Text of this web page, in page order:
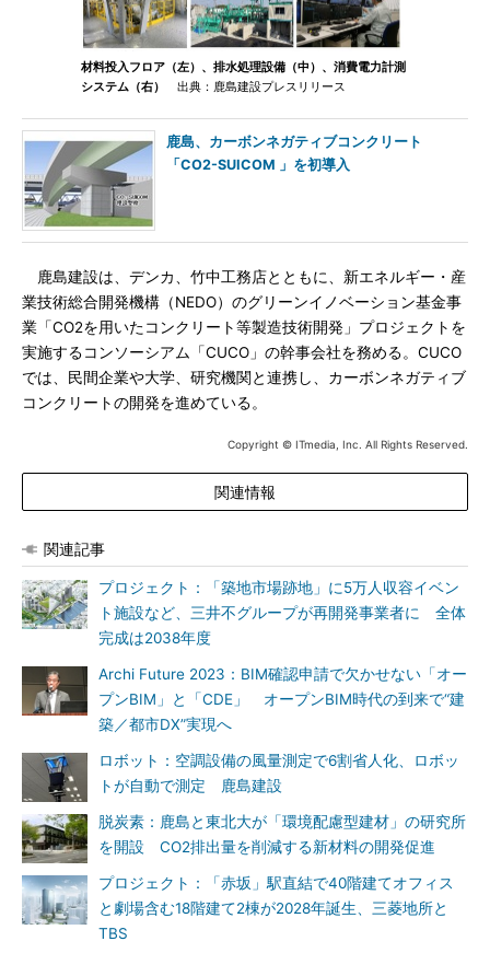
材料投入フロア（左）、排水処理設備（中）、消費電力計測
システム（右）
出典：鹿島建設プレスリリース
鹿島、カーボンネガティブコンクリート
「CO2-SUICOM 」を初導入
鹿島建設は、デンカ、竹中工務店とともに、新エネルギー・産
業技術総合開発機構（NEDO）のグリーンイノベーション基金事
業「CO2を用いたコンクリート等製造技術開発」プロジェクトを
実施するコンソーシアム「CUCO」の幹事会社を務める。CUCO
では、民間企業や大学、研究機関と連携し、カーボンネガティブ
コンクリートの開発を進めている。
Copyright © ITmedia, Inc. All Rights Reserved.
関連情報
関連記事
プロジェクト：「築地市場跡地」に5万人収容イベン
ト施設など、三井不グループが再開発事業者に 全体
完成は2038年度
Archi Future 2023：BIM確認申請で欠かせない「オー
プンBIM」と「CDE」 オープンBIM時代の到来で“建
築／都市DX”実現へ
ロボット：空調設備の風量測定で6割省人化、ロボッ
トが自動で測定 鹿島建設
脱炭素：鹿島と東北大が「環境配慮型建材」の研究所
を開設 CO2排出量を削減する新材料の開発促進
プロジェクト：「赤坂」駅直結で40階建てオフィス
と劇場含む18階建て2棟が2028年誕生、三菱地所と
TBS